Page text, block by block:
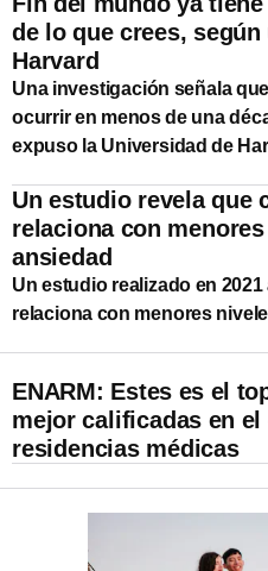
de lo que crees,
Harvard
Una investigación señala
ocurrir en menos de una
expuso la Universidad de
Un estudio revela que
relaciona con
ansiedad
Un estudio realizado en
relaciona con menores
ENARM: Estes es el
mejor calificadas en el
residencias médicas